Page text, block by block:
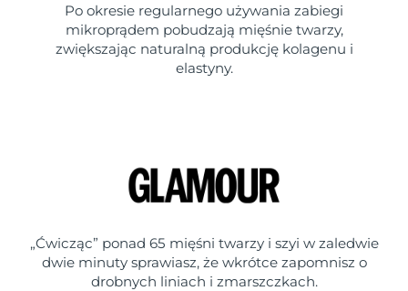
Po okresie regularnego używania zabiegi
mikroprądem pobudzają mięśnie twarzy,
zwiększając naturalną produkcję kolagenu i
elastyny.
„Ćwicząc” ponad 65 mięśni twarzy i szyi w zaledwie
dwie minuty sprawiasz, że wkrótce zapomnisz o
drobnych liniach i zmarszczkach.